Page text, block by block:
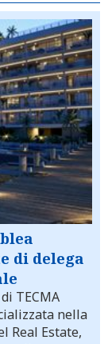
di delega
TECMA
nella
Real Estate,